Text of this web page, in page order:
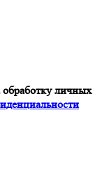
личных